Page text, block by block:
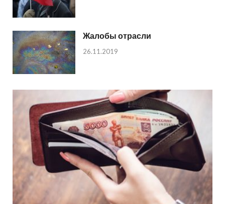
Жалобы отрасли
26.11.2019